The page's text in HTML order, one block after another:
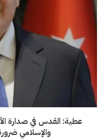
عطية: القدس في صدارة
والإسلامي